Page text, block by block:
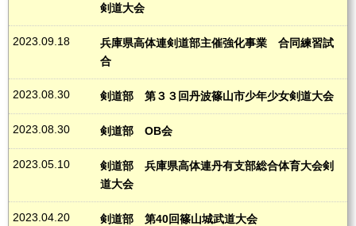
剣道大会
2023.09.18
兵庫県高体連剣道部主催強化事業 合同練習試
合
2023.08.30 剣道部 第３３回丹波篠山市少年少女剣道大会
2023.08.30 剣道部 OB会
2023.05.10
剣道部 兵庫県高体連丹有支部総合体育大会剣
道大会
2023.04.20 剣道部 第40回篠山城武道大会